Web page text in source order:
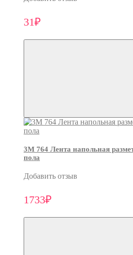
31₽
3M 764 Лента напольная
пола
Добавить отзыв
1733₽